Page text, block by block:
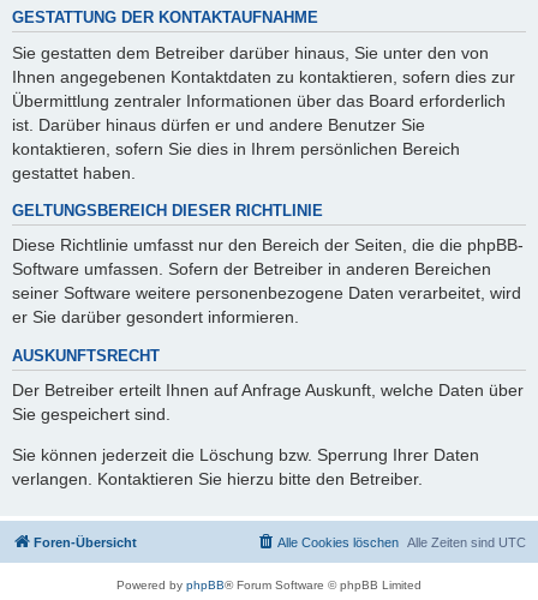
GESTATTUNG DER KONTAKTAUFNAHME
Sie gestatten dem Betreiber darüber hinaus, Sie unter den von
Ihnen angegebenen Kontaktdaten zu kontaktieren, sofern dies zur
Übermittlung zentraler Informationen über das Board erforderlich
ist. Darüber hinaus dürfen er und andere Benutzer Sie
kontaktieren, sofern Sie dies in Ihrem persönlichen Bereich
gestattet haben.
GELTUNGSBEREICH DIESER RICHTLINIE
Diese Richtlinie umfasst nur den Bereich der Seiten, die die phpBB-
Software umfassen. Sofern der Betreiber in anderen Bereichen
seiner Software weitere personenbezogene Daten verarbeitet, wird
er Sie darüber gesondert informieren.
AUSKUNFTSRECHT
Der Betreiber erteilt Ihnen auf Anfrage Auskunft, welche Daten über
Sie gespeichert sind.
Sie können jederzeit die Löschung bzw. Sperrung Ihrer Daten
verlangen. Kontaktieren Sie hierzu bitte den Betreiber.
Foren-Übersicht Alle Zeiten sind UTC
Alle Cookies löschen
Powered by phpBB® Forum Software © phpBB Limited